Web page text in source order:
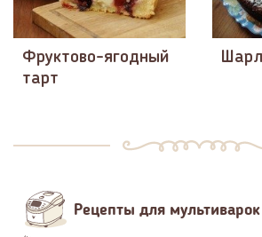
Фруктово-ягодный
тарт
Рецепты для мультиварок